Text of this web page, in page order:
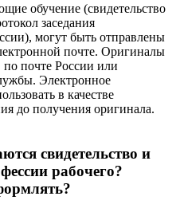
обучение (свидетельство
заседания
могут быть отправлены
почте. Оригиналы
почте России или
Электронное
в качестве
до получения оригинала.
свидетельство и
рабочего?